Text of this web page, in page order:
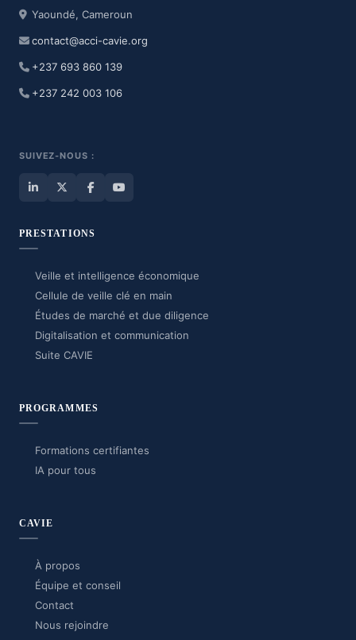
Yaoundé, Cameroun
contact@acci-cavie.org
+237 693 860 139
+237 242 003 106
SUIVEZ-NOUS :
PRESTATIONS
Veille et intelligence économique
Cellule de veille clé en main
Études de marché et due diligence
Digitalisation et communication
Suite CAVIE
PROGRAMMES
Formations certifiantes
IA pour tous
CAVIE
À propos
Équipe et conseil
Contact
Nous rejoindre